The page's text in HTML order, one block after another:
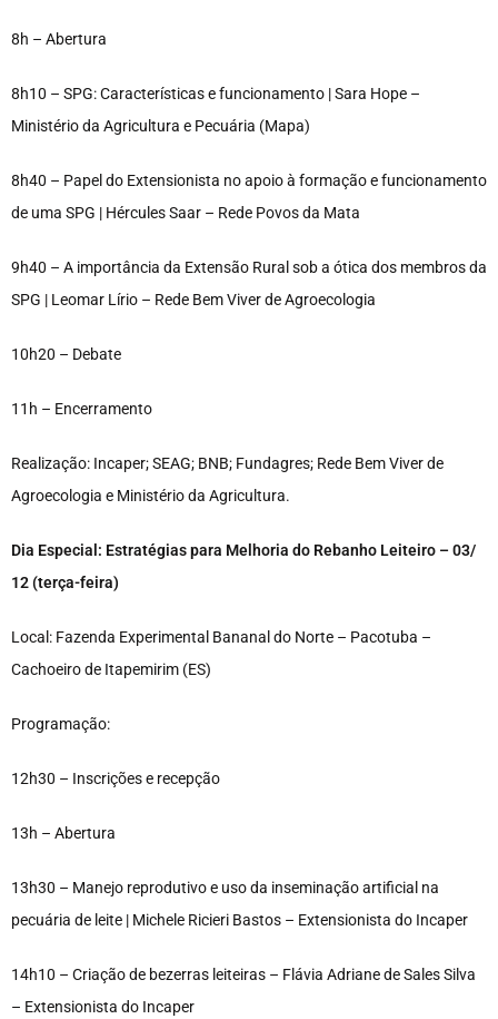
8h – Abertura
8h10 – SPG: Características e funcionamento | Sara Hope –
Ministério da Agricultura e Pecuária (Mapa)
8h40 – Papel do Extensionista no apoio à formação e funcionamento
de uma SPG | Hércules Saar – Rede Povos da Mata
9h40 – A importância da Extensão Rural sob a ótica dos membros da
SPG | Leomar Lírio – Rede Bem Viver de Agroecologia
10h20 – Debate
11h – Encerramento
Realização: Incaper; SEAG; BNB; Fundagres; Rede Bem Viver de
Agroecologia e Ministério da Agricultura.
Dia Especial: Estratégias para Melhoria do Rebanho Leiteiro – 03/
12 (terça-feira)
Local: Fazenda Experimental Bananal do Norte – Pacotuba –
Cachoeiro de Itapemirim (ES)
Programação:
12h30 – Inscrições e recepção
13h – Abertura
13h30 – Manejo reprodutivo e uso da inseminação artificial na
pecuária de leite | Michele Ricieri Bastos – Extensionista do Incaper
14h10 – Criação de bezerras leiteiras – Flávia Adriane de Sales Silva
– Extensionista do Incaper